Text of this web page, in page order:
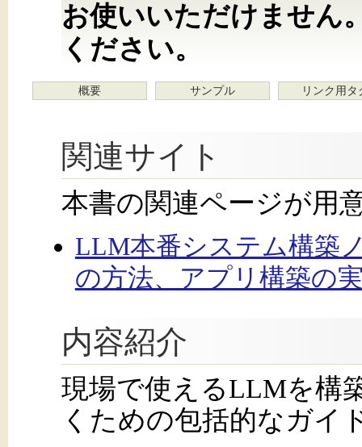
お使いいただけません
ください。
概要 サンプル リンク用タ
関連サイト
本書の関連ページが用
LLM本番システム構築
の方法、アプリ構築の
内容紹介
現場で使えるLLMを構
くための包括的なガイ